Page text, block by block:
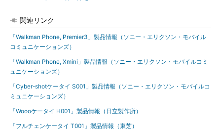
関連リンク
「Walkman Phone, Premier3」製品情報（ソニー・エリクソン・モバイル
コミュニケーションズ）
「Walkman Phone, Xmini」製品情報（ソニー・エリクソン・モバイルコミ
ュニケーションズ）
「Cyber-shotケータイ S001」製品情報（ソニー・エリクソン・モバイルコ
ミュニケーションズ）
「Woooケータイ H001」製品情報（日立製作所）
「フルチェンケータイ T001」製品情報（東芝）